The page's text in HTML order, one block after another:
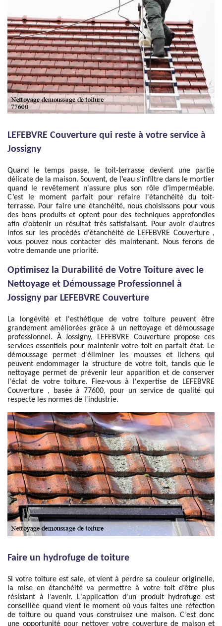
LEFEBVRE Couverture qui reste à votre service à
Jossigny
Quand le temps passe, le toit-terrasse devient une partie
délicate de la maison. Souvent, de l’eau s’infiltre dans le mortier
quand le revêtement n'assure plus son rôle d’imperméable.
C’est le moment parfait pour refaire l'étanchéité du toit-
terrasse. Pour faire une étanchéité, nous choisissons pour vous
des bons produits et optent pour des techniques approfondies
afin d’obtenir un résultat très satisfaisant. Pour avoir d’autres
infos sur les procédés d'étanchéité de LEFEBVRE Couverture ,
vous pouvez nous contacter dès maintenant. Nous ferons de
votre demande une priorité.
Optimisez la Durabilité de Votre Toiture avec le
Nettoyage et Démoussage Professionnel à
Jossigny par LEFEBVRE Couverture
La longévité et l'esthétique de votre toiture peuvent être
grandement améliorées grâce à un nettoyage et démoussage
professionnel. À Jossigny, LEFEBVRE Couverture propose ces
services essentiels pour maintenir votre toit en parfait état. Le
démoussage permet d'éliminer les mousses et lichens qui
peuvent endommager la structure de votre toit, tandis que le
nettoyage permet de prévenir leur apparition et de conserver
l'éclat de votre toiture. Fiez-vous à l'expertise de LEFEBVRE
Couverture , basée à 77600, pour un service de qualité qui
respecte les normes de l'industrie.
Faire un hydrofuge de toiture
Si votre toiture est sale, et vient à perdre sa couleur originelle,
la mise en étanchéité va permettre à votre toit d’être plus
résistant à l’avenir. L'application d'un produit hydrofuge est
conseillée quand vient le moment où vous faites une réfection
de toiture ou quand vous construisez une maison. C’est donc
une opportunité pour nettoyer votre couverture de maison et